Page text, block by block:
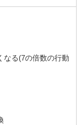
なる(7の倍数の行動